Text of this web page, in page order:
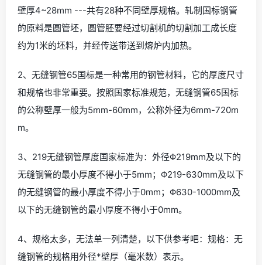
壁厚4~28mm ---共有28种不同壁厚规格。轧制国标钢管
的原料是圆管坯，圆管胚要经过切割机的切割加工成长度
约为1米的坯料，并经传送带送到熔炉内加热。
2、无缝钢管65国标是一种常用的钢管材料，它的厚度尺寸
和规格也非常重要。按照国家标准规范，无缝钢管65国标
的公称壁厚一般为5mm-60mm，公称外径为6mm-720m
m。
3、219无缝钢管厚度国家标准为：外径Φ219mm及以下的
无缝钢管的最小厚度不得小于5mm；Φ219-630mm及以下
的无缝钢管的最小厚度不得小于0mm；Φ630-1000mm及
以下的无缝钢管的最小厚度不得小于0mm。
4、规格太多，无法单一列清楚，以下供参考吧：规格：无
缝钢管的规格用外径*壁厚（毫米数）表示。